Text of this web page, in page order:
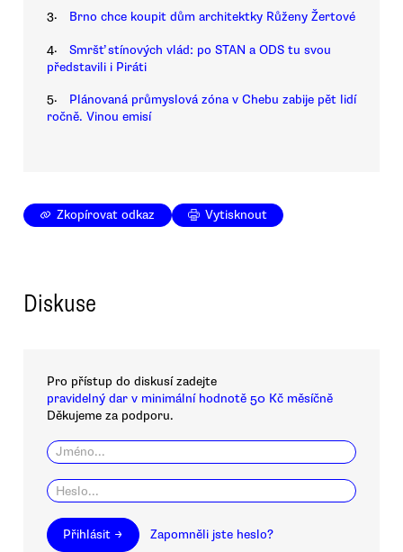
3. Brno chce koupit dům architektky Růženy Žertové
4.
Smršť stínových vlád: po STAN a ODS tu svou
představili i Piráti
5.
Plánovaná průmyslová zóna v Chebu zabije pět lidí
ročně. Vinou emisí
Zkopírovat odkaz Vytisknout
Diskuse
Pro přístup do diskusí zadejte
pravidelný dar v minimální hodnotě 50 Kč měsíčně
Děkujeme za podporu.
Přihlásit → Zapomněli jste heslo?